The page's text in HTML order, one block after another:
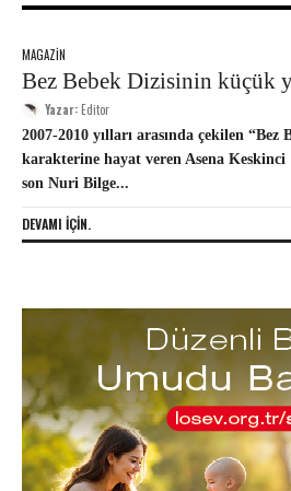
MAGAZIN
Bez Bebek Dizisinin küçük
Yazar:Editor
2007-2010 yılları arasında çekilen “Bez
karakterine hayat veren Asena Keskinci
son Nuri Bilge...
DEVAMI IÇIN.